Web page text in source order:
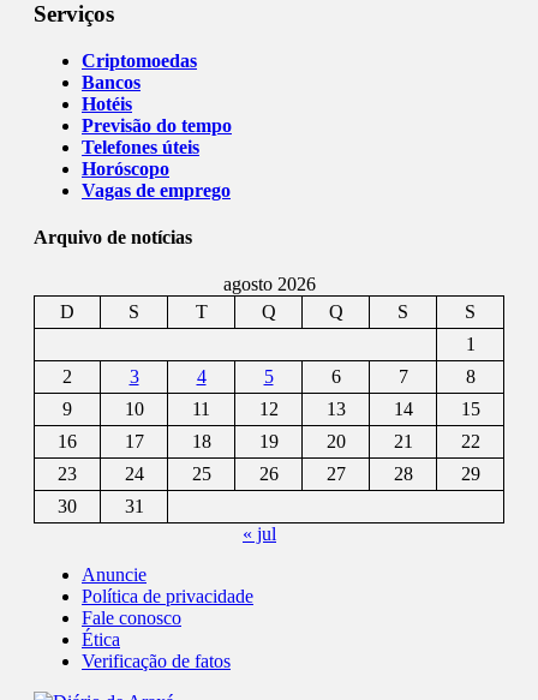
Serviços
Criptomoedas
Bancos
Hotéis
Previsão do tempo
Telefones úteis
Horóscopo
Vagas de emprego
Arquivo de notícias
agosto 2026
D
S T Q Q S
S
1
2
3 4 5 6 7
8
9
10 11 12 13 14
15
16
17 18 19 20 21
22
23
24 25 26 27 28
29
30
31
« jul
Anuncie
Política de privacidade
Fale conosco
Ética
Verificação de fatos